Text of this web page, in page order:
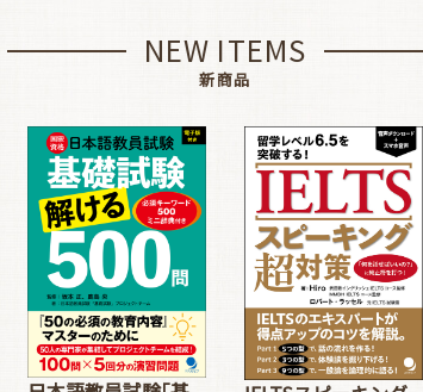
NEW ITEMS
新商品